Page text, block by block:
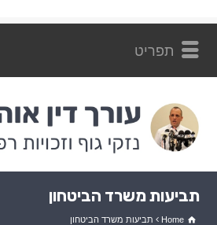
תביעות משרד הביטחון
Home תביעות משרד הביטחון